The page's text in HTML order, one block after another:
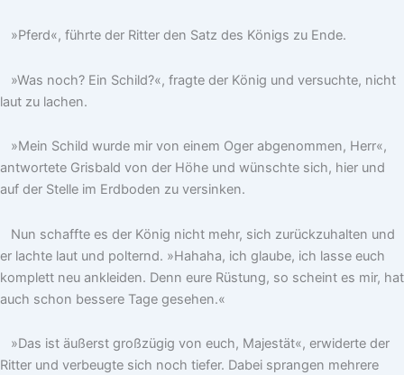
»Pferd«, führte der Ritter den Satz des Königs zu Ende.
»Was noch? Ein Schild?«, fragte der König und versuchte, nicht
laut zu lachen.
»Mein Schild wurde mir von einem Oger abgenommen, Herr«,
antwortete Grisbald von der Höhe und wünschte sich, hier und
auf der Stelle im Erdboden zu versinken.
Nun schaffte es der König nicht mehr, sich zurückzuhalten und
er lachte laut und polternd. »Hahaha, ich glaube, ich lasse euch
komplett neu ankleiden. Denn eure Rüstung, so scheint es mir, hat
auch schon bessere Tage gesehen.«
»Das ist äußerst großzügig von euch, Majestät«, erwiderte der
Ritter und verbeugte sich noch tiefer. Dabei sprangen mehrere